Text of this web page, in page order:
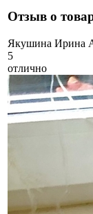
Отзыв о
Якушина Ирина
5
отлично